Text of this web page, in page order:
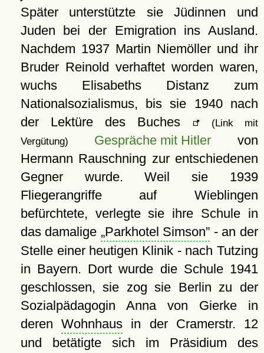
Später unterstützte sie Jüdinnen und
Juden bei der Emigration ins Ausland.
Nachdem 1937 Martin Niemöller und ihr
Bruder Reinold verhaftet worden waren,
wuchs Elisabeths Distanz zum
Nationalsozialismus, bis sie 1940 nach
der Lektüre des Buches
(Link mit
Vergütung)
Gespräche mit Hitler von
Hermann Rauschning zur entschiedenen
Gegner wurde. Weil sie 1939
Fliegerangriffe auf Wieblingen
befürchtete, verlegte sie ihre Schule in
das damalige Parkhotel Simson - an der
Stelle einer heutigen Klinik - nach Tutzing
in Bayern. Dort wurde die Schule 1941
geschlossen, sie zog sie Berlin zu der
Sozialpädagogin Anna von Gierke in
derenWohnhaus in der Cramerstr. 12
und betätigte sich im Präsidium des